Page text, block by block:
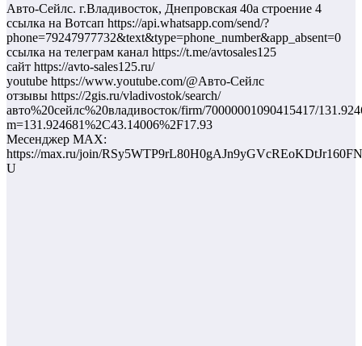
Авто-Сейлс. г.Владивосток, Днепровская 40а строение 4
ссылка на Вотсап https://api.whatsapp.com/send/?
phone=79247977732&text&type=phone_number&app_absent=0
ссылка на телеграм канал https://t.me/avtosales125
сайт https://avto-sales125.ru/
youtube https://www.youtube.com/@Авто-Сейлс
отзывы https://2gis.ru/vladivostok/search/
авто%20сейлс%20владивосток/firm/70000001090415417/
m=131.924681%2C43.14006%2F17.93
Месенджер MAX:
https://max.ru/join/
U